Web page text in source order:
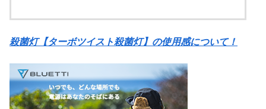
殺菌灯【ターボツイスト殺菌灯】の使用感について！